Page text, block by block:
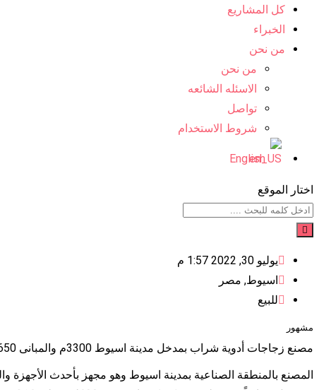
كل المشاريع
الخبراء
من نحن
من نحن
الاسئله الشائعه
تواصل
شروط الاستخدام
English
اختار الموقع
يوليو 30, 2022 1:57 م
اسيوط, مصر
للبيع
مشهور
مصنع زجاجات أدوية شراب بمدخل مدينة اسيوط 3300م والمبانى 650م.
المصنع بالمنطقة الصناعية بمدينة اسيوط وهو مجهز بأحدث الأجهزة